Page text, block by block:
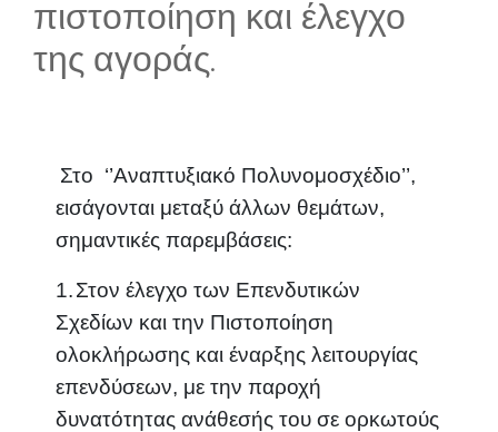
πιστοποίηση και έλεγχο
της αγοράς.
Στο ‘’Αναπτυξιακό Πολυνομοσχέδιο’’,
εισάγονται μεταξύ άλλων θεμάτων,
σημαντικές παρεμβάσεις:
1.Στον έλεγχο των Επενδυτικών
Σχεδίων και την Πιστοποίηση
ολοκλήρωσης και έναρξης λειτουργίας
επενδύσεων, με την παροχή
δυνατότητας ανάθεσής του σε ορκωτούς